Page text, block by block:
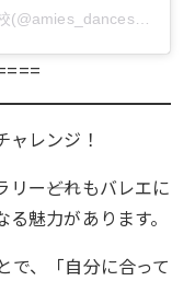
レンジ！
ー――どれもバレエに
魅力があります。
で、「自分に合って